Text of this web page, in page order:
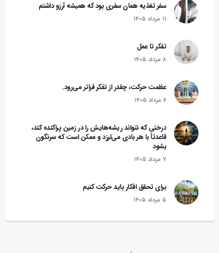
سفر تغذیه همان سفری بود که همیشه آرزو داشتم
۱۱ مرداد ۱۴۰۵
تفکر تا عمل
۸ مرداد ۱۴۰۵
عظمت حرکت، چقدر از تفکر فراتر می‌رود.
۶ مرداد ۱۴۰۵
درختی که نتواند ریشه‌هایش را در زمین پراکنده کند،
قاعدتاً با هر بادی می‌لرزد و ممکن است که سرنگون
بشود‌
۷ مرداد ۱۴۰۵
برای تحقق افکار باید حرکت کنیم
۵ مرداد ۱۴۰۵